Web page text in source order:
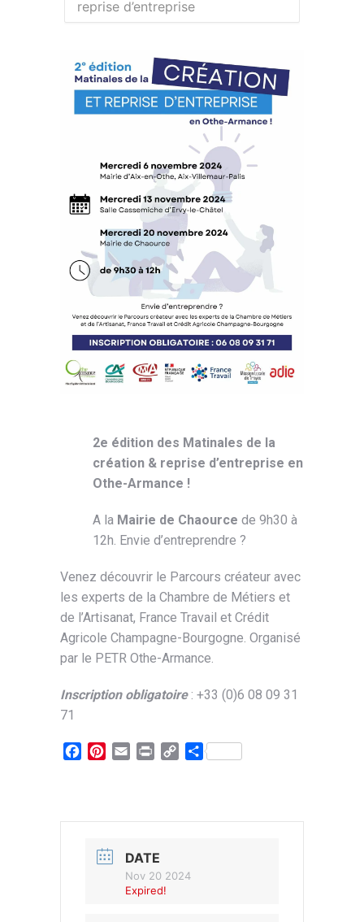
reprise d’entreprise
2e édition des Matinales de la
création & reprise d’entreprise en
Othe-Armance !
A la Mairie de Chaource de 9h30 à
12h. Envie d’entreprendre ?
Venez découvrir le Parcours créateur avec
les experts de la Chambre de Métiers et
de l’Artisanat, France Travail et Crédit
Agricole Champagne-Bourgogne. Organisé
par le PETR Othe-Armance.
Inscription obligatoire: +33 (0)6 08 09 31
71
Facebook
Pinterest
Email Print
CopyPartager
DATE
Nov 20 2024
Expired!